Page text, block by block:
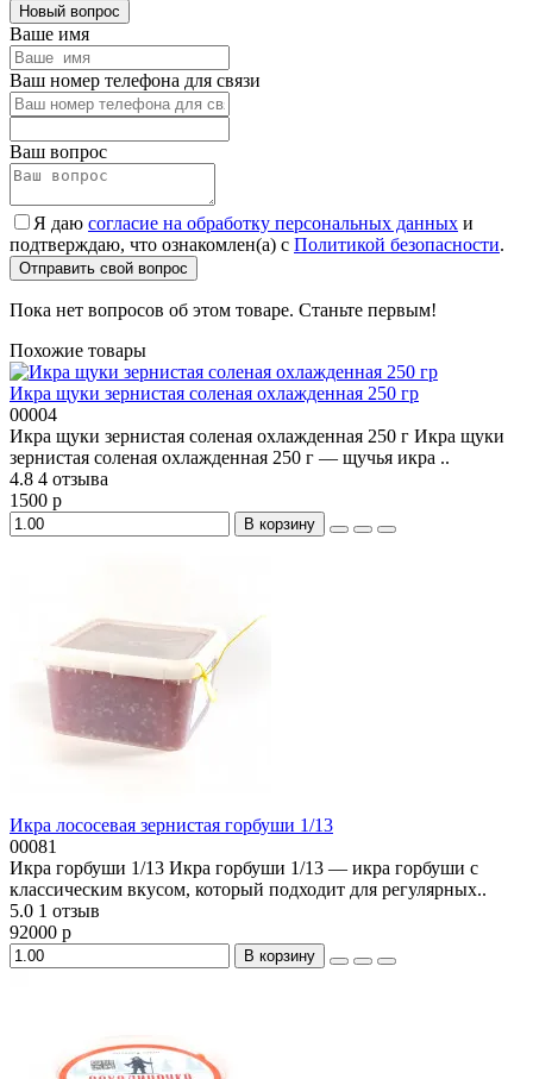
Новый вопрос
Ваше имя
Ваш номер телефона для связи
Ваш вопрос
Я даю согласие на обработку персональных данных и
подтверждаю, что ознакомлен(а) с Политикой безопасности.
Отправить свой вопрос
Пока нет вопросов об этом товаре. Станьте первым!
Похожие товары
Икра щуки зернистая соленая охлажденная 250 гр
00004
Икра щуки зернистая соленая охлажденная 250 г Икра щуки
зернистая соленая охлажденная 250 г — щучья икра ..
4.8 4 отзыва
1500 р
В корзину
Икра лососевая зернистая горбуши 1/13
00081
Икра горбуши 1/13 Икра горбуши 1/13 — икра горбуши с
классическим вкусом, который подходит для регулярных..
5.0 1 отзыв
92000 р
В корзину